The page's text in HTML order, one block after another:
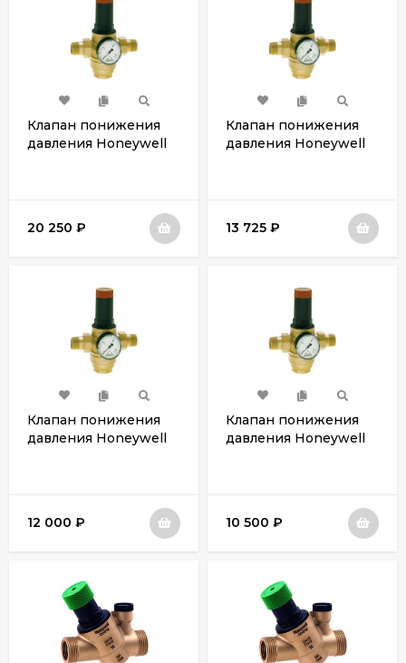
Клапан понижения
давления Honeywell
20 250 ₽
Клапан понижения
давления Honeywell
13 725 ₽
Клапан понижения
давления Honeywell
12 000 ₽
Клапан понижения
давления Honeywell
10 500 ₽